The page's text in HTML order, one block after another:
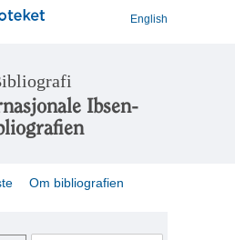
English
Ibsen-
Om bibliografien